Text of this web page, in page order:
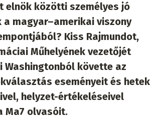
elnök közötti személyes jó
magyar–amerikai viszony
Kiss Rajmundot,
Műhelyének vezetőjét
Washingtonból követte az
eseményeit és hetek
helyzet-értékeléseivel
Ma7 olvasóit.